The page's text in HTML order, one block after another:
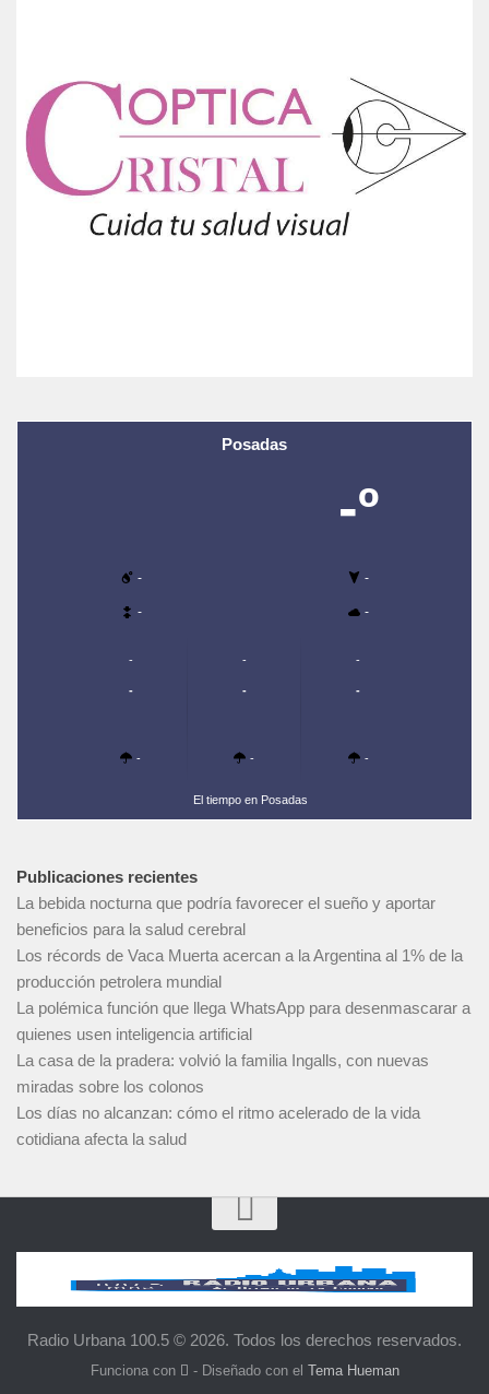
Posadas
-º
- -
- -
-
-
-
-
-
-
-
-
-
El tiempo en Posadas
Publicaciones recientes
La bebida nocturna que podría favorecer el sueño y aportar
beneficios para la salud cerebral
Los récords de Vaca Muerta acercan a la Argentina al 1% de la
producción petrolera mundial
La polémica función que llega WhatsApp para desenmascarar a
quienes usen inteligencia artificial
La casa de la pradera: volvió la familia Ingalls, con nuevas
miradas sobre los colonos
Los días no alcanzan: cómo el ritmo acelerado de la vida
cotidiana afecta la salud
Radio Urbana 100.5 © 2026. Todos los derechos reservados.
Funciona con - Diseñado con el Tema Hueman